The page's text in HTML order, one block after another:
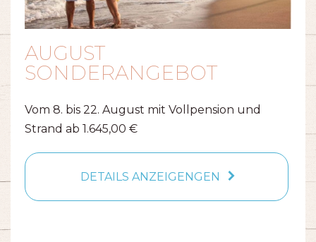
AUGUST
SONDERANGEBOT
Vom 8. bis 22. August mit Vollpension und
Strand ab 1.645,00 €
DETAILS ANZEIGENGEN